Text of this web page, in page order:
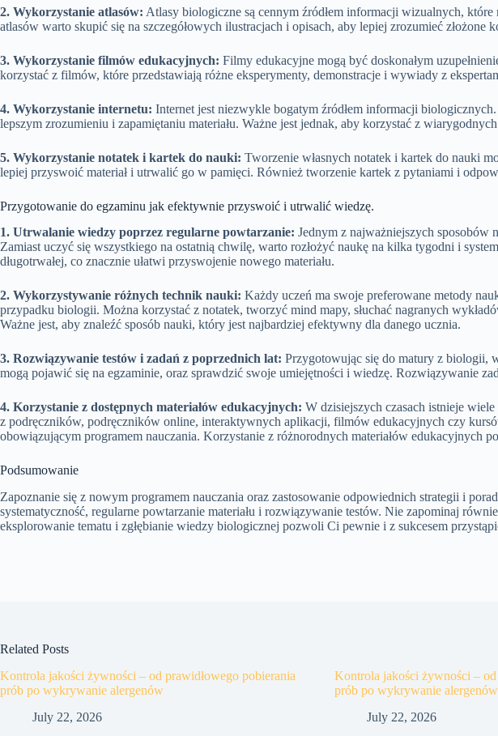
2. Wykorzystanie atlasów: Atlasy biologiczne są cennym źródłem informacji wizualnych,
atlasów warto skupić się na szczegółowych ilustracjach i opisach, aby lepiej zrozumieć złożone
3. Wykorzystanie filmów edukacyjnych: Filmy edukacyjne mogą być doskonałym
korzystać z filmów, które przedstawiają różne eksperymenty, demonstracje i wywiady z
4. Wykorzystanie internetu: Internet jest niezwykle bogatym źródłem informacji
lepszym zrozumieniu i zapamiętaniu materiału. Ważne jest jednak, aby korzystać z
5. Wykorzystanie notatek i kartek do nauki: Tworzenie własnych notatek i kartek do nauki
lepiej przyswoić materiał i utrwalić go w pamięci. Również tworzenie kartek z pytaniami i
Przygotowanie do egzaminu jak efektywnie przyswoić i utrwalić wiedzę.
1. Utrwalanie wiedzy poprzez regularne powtarzanie: Jednym z najważniejszych sposobów
Zamiast uczyć się wszystkiego na ostatnią chwilę, warto rozłożyć naukę na kilka tygodni i
długotrwałej, co znacznie ułatwi przyswojenie nowego materiału.
2. Wykorzystywanie różnych technik nauki: Każdy uczeń ma swoje preferowane metody
przypadku biologii. Można korzystać z notatek, tworzyć mind mapy, słuchać nagranych
Ważne jest, aby znaleźć sposób nauki, który jest najbardziej efektywny dla danego ucznia.
3. Rozwiązywanie testów i zadań z poprzednich lat: Przygotowując się do matury z biologii,
mogą pojawić się na egzaminie, oraz sprawdzić swoje umiejętności i wiedzę. Rozwiązywanie
4. Korzystanie z dostępnych materiałów edukacyjnych: W dzisiejszych czasach istnieje
z podręczników, podręczników online, interaktywnych aplikacji, filmów edukacyjnych czy
obowiązującym programem nauczania. Korzystanie z różnorodnych materiałów edukacyjnych
Podsumowanie
Zapoznanie się z nowym programem nauczania oraz zastosowanie odpowiednich strategii i
systematyczność, regularne powtarzanie materiału i rozwiązywanie testów. Nie zapominaj
eksplorowanie tematu i zgłębianie wiedzy biologicznej pozwoli Ci pewnie i z sukcesem
Related Posts
Kontrola jakości żywności – od prawidłowego pobierania
prób po wykrywanie alergenów
July 22, 2026
Kontrola jakości żywności –
prób po wykrywanie alergenów
July 22, 2026